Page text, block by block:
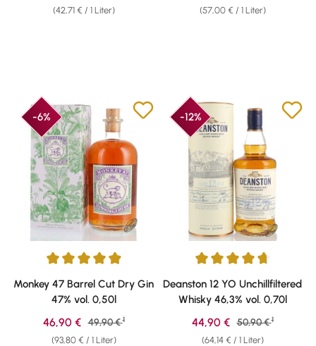
(42,71 € / 1 Liter) (57,00 € / 1 Liter)
-6%
Durchschnittliche Bewertung von 4.93 von 5 Sternen
Monkey 47 Barrel Cut Dry Gin
47% vol. 0,50l
(93,80 € / 1 Liter)
Verkaufspreis:
46,90 € Regulärer Preis:
49,90 € 1
-12%
Durchschnittliche Bewertung
Deanston 12 YO Unchillfiltered
Whisky 46,3% vol. 0,70l
(64,14 € / 1 Liter)
Verkaufspreis:
44,90 € Regulärer Preis:
50,90 € 1